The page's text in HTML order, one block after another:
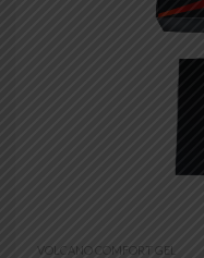
VOLCANO COMFORT GEL